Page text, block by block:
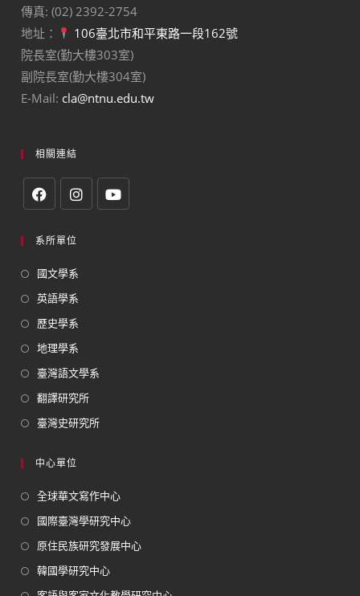
傳真: (02) 2392-2754
地址：
106臺北市和平東路一段162號
院長室(勤大樓303室)
副院長室(勤大樓304室)
E-Mail: cla@ntnu.edu.tw
相關連結
系所單位
國文學系
英語學系
歷史學系
地理學系
臺灣語文學系
翻譯研究所
臺灣史研究所
中心單位
全球華文寫作中心
國際臺灣學研究中心
原住民族研究發展中心
韓國學研究中心